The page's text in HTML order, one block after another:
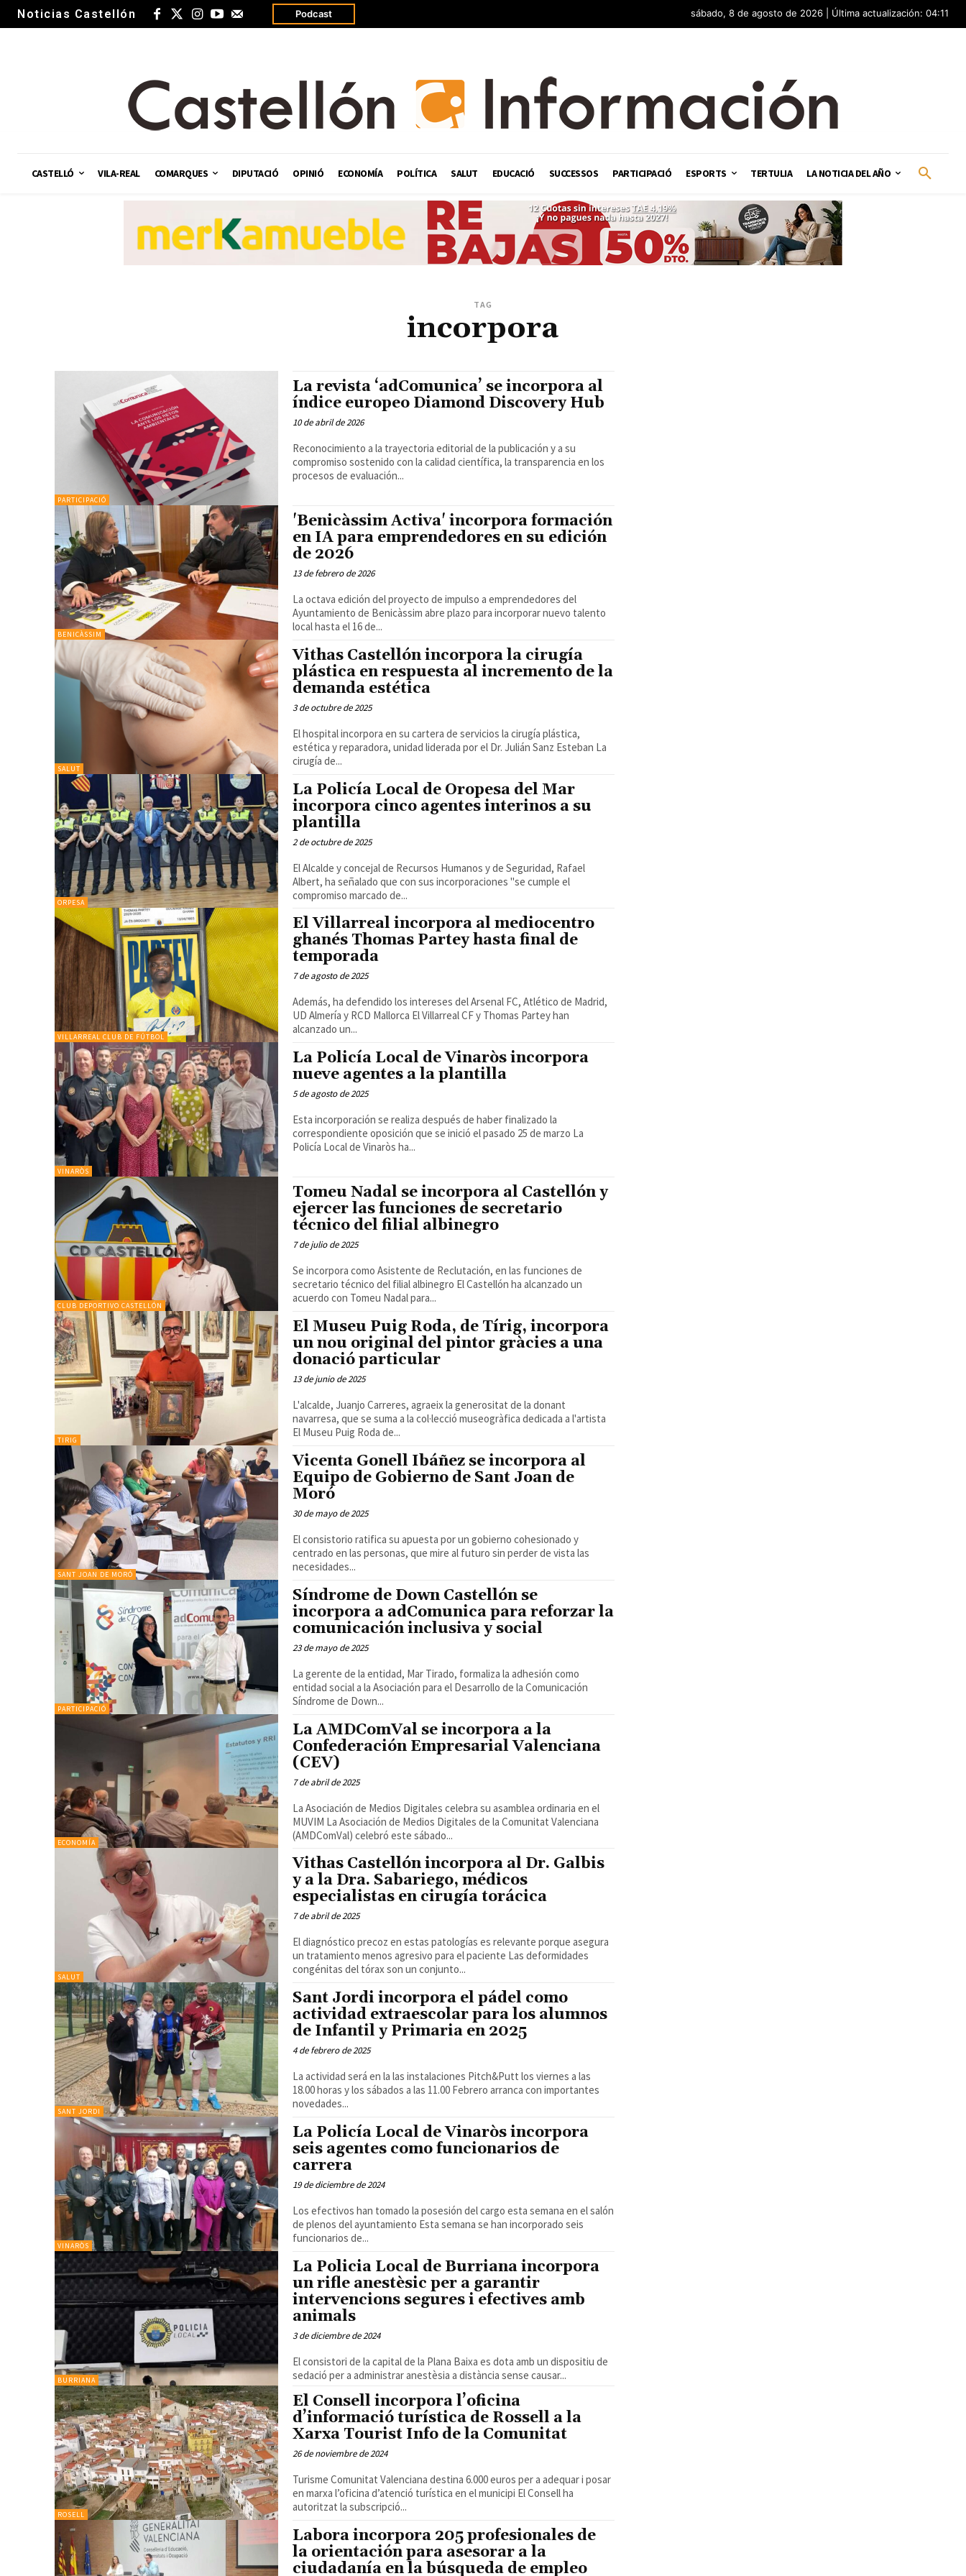
Noticias Castellón Podcast sábado, 8 de agosto de 2026 | Última actualización: 04:11
CASTELLÓ VILA-REAL COMARQUES DIPUTACIÓ OPINIÓ ECONOMÍA POLÍTICA SALUT EDUCACIÓ SUCCESSOS PARTICIPACIÓ ESPORTS TERTULIA LA NOTICIA DEL AÑO
TAG
incorpora
PARTICIPACIÓ
La revista ‘adComunica’ se incorpora al
índice europeo Diamond Discovery Hub
10 de abril de 2026
Reconocimiento a la trayectoria editorial de la publicación y a su
compromiso sostenido con la calidad científica, la transparencia en los
procesos de evaluación...
BENICÀSSIM
'Benicàssim Activa' incorpora formación
en IA para emprendedores en su edición
de 2026
13 de febrero de 2026
La octava edición del proyecto de impulso a emprendedores del
Ayuntamiento de Benicàssim abre plazo para incorporar nuevo talento
local hasta el 16 de...
SALUT
Vithas Castellón incorpora la cirugía
plástica en respuesta al incremento de la
demanda estética
3 de octubre de 2025
El hospital incorpora en su cartera de servicios la cirugía plástica,
estética y reparadora, unidad liderada por el Dr. Julián Sanz Esteban La
cirugía de...
ORPESA
La Policía Local de Oropesa del Mar
incorpora cinco agentes interinos a su
plantilla
2 de octubre de 2025
El Alcalde y concejal de Recursos Humanos y de Seguridad, Rafael
Albert, ha señalado que con sus incorporaciones "se cumple el
compromiso marcado de...
VILLARREAL CLUB DE FÚTBOL
El Villarreal incorpora al mediocentro
ghanés Thomas Partey hasta final de
temporada
7 de agosto de 2025
Además, ha defendido los intereses del Arsenal FC, Atlético de Madrid,
UD Almería y RCD Mallorca El Villarreal CF y Thomas Partey han
alcanzado un...
VINARÒS
La Policía Local de Vinaròs incorpora
nueve agentes a la plantilla
5 de agosto de 2025
Esta incorporación se realiza después de haber finalizado la
correspondiente oposición que se inició el pasado 25 de marzo La
Policía Local de Vinaròs ha...
CLUB DEPORTIVO CASTELLÓN
Tomeu Nadal se incorpora al Castellón y
ejercer las funciones de secretario
técnico del filial albinegro
7 de julio de 2025
Se incorpora como Asistente de Reclutación, en las funciones de
secretario técnico del filial albinegro El Castellón ha alcanzado un
acuerdo con Tomeu Nadal para...
TIRIG
El Museu Puig Roda, de Tírig, incorpora
un nou original del pintor gràcies a una
donació particular
13 de junio de 2025
L'alcalde, Juanjo Carreres, agraeix la generositat de la donant
navarresa, que se suma a la col·lecció museogràfica dedicada a l'artista
El Museu Puig Roda de...
SANT JOAN DE MORÓ
Vicenta Gonell Ibáñez se incorpora al
Equipo de Gobierno de Sant Joan de
Moró
30 de mayo de 2025
El consistorio ratifica su apuesta por un gobierno cohesionado y
centrado en las personas, que mire al futuro sin perder de vista las
necesidades...
PARTICIPACIÓ
Síndrome de Down Castellón se
incorpora a adComunica para reforzar la
comunicación inclusiva y social
23 de mayo de 2025
La gerente de la entidad, Mar Tirado, formaliza la adhesión como
entidad social a la Asociación para el Desarrollo de la Comunicación
Síndrome de Down...
ECONOMÍA
La AMDComVal se incorpora a la
Confederación Empresarial Valenciana
(CEV)
7 de abril de 2025
La Asociación de Medios Digitales celebra su asamblea ordinaria en el
MUVIM La Asociación de Medios Digitales de la Comunitat Valenciana
(AMDComVal) celebró este sábado...
SALUT
Vithas Castellón incorpora al Dr. Galbis
y a la Dra. Sabariego, médicos
especialistas en cirugía torácica
7 de abril de 2025
El diagnóstico precoz en estas patologías es relevante porque asegura
un tratamiento menos agresivo para el paciente Las deformidades
congénitas del tórax son un conjunto...
SANT JORDI
Sant Jordi incorpora el pádel como
actividad extraescolar para los alumnos
de Infantil y Primaria en 2025
4 de febrero de 2025
La actividad será en la las instalaciones Pitch&Putt los viernes a las
18.00 horas y los sábados a las 11.00 Febrero arranca con importantes
novedades...
VINARÒS
La Policía Local de Vinaròs incorpora
seis agentes como funcionarios de
carrera
19 de diciembre de 2024
Los efectivos han tomado la posesión del cargo esta semana en el salón
de plenos del ayuntamiento Esta semana se han incorporado seis
funcionarios de...
BURRIANA
La Policia Local de Burriana incorpora
un rifle anestèsic per a garantir
intervencions segures i efectives amb
animals
3 de diciembre de 2024
El consistori de la capital de la Plana Baixa es dota amb un dispositiu de
sedació per a administrar anestèsia a distància sense causar...
ROSELL
El Consell incorpora l’oficina
d’informació turística de Rossell a la
Xarxa Tourist Info de la Comunitat
26 de noviembre de 2024
Turisme Comunitat Valenciana destina 6.000 euros per a adequar i posar
en marxa l’oficina d’atenció turística en el municipi El Consell ha
autoritzat la subscripció...
Labora incorpora 205 profesionales de
la orientación para asesorar a la
ciudadanía en la búsqueda de empleo